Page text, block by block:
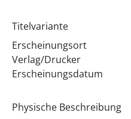
Titelvariante
Erscheinungsort
Verlag/Drucker
Erscheinungsdatum
Physische Beschreibung